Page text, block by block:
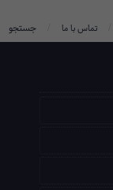
تماس با ما جستجو